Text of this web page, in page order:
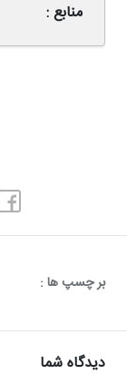
منابع :
بر چسپ ها :
دیدگاه شما